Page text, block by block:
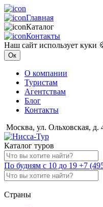
Главная
Каталог
Контакты
Наш сайт использует куки
Ок
О компании
Туристам
Агентствам
Блог
Контакты
Москва, ул. Ольховская, д.
Каталог туров
По будням с 10 до 19 +7
Страны